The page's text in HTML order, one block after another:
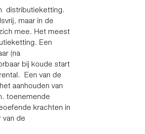
distributieketting.
maar in de
mee. Het meest
Een
(na
bij koude start
Een van de
aanhouden van
toenemende
krachten in
van de